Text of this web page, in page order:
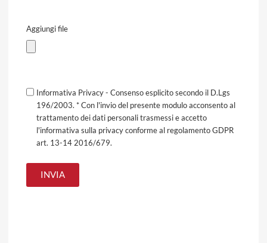
Aggiungi file
Informativa Privacy - Consenso esplicito secondo il D.Lgs
196/2003. * Con l'invio del presente modulo acconsento al
trattamento dei dati personali trasmessi e accetto
l'informativa sulla privacy conforme al regolamento GDPR
art. 13-14 2016/679.